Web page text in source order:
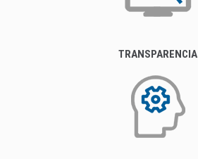
TRANSPARENCIA